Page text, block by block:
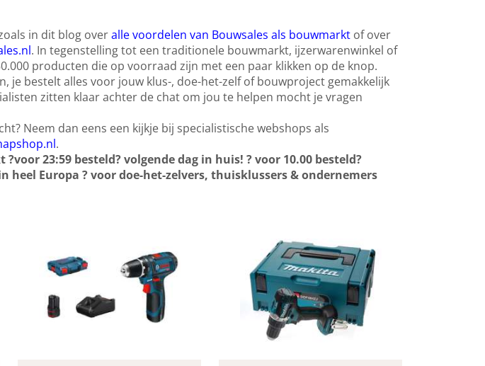
in dit blog overalle voordelen van Bouwsales als bouwmarktof over
. In tegenstelling tot een traditionele bouwmarkt, ijzerwarenwinkel of
producten die op voorraad zijn met een paar klikken op de knop.
je bestelt alles voor jouw klus-, doe-het-zelf of bouwproject gemakkelijk
zitten klaar achter de chat om jou te helpen mocht je vragen
Neem dan eens een kijkje bij specialistische webshops als
.
?voor 23:59 besteld? volgende dag in huis! ?voor 10.00 besteld?
heel Europa ?voor doe-het-zelvers, thuisklussers & ondernemers